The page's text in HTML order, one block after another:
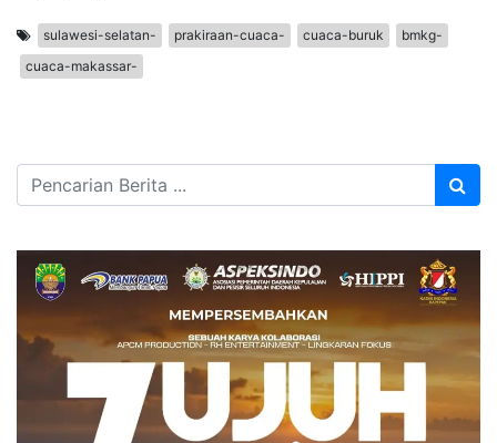
sulawesi-selatan- prakiraan-cuaca- cuaca-buruk
bmkg-
cuaca-makassar-